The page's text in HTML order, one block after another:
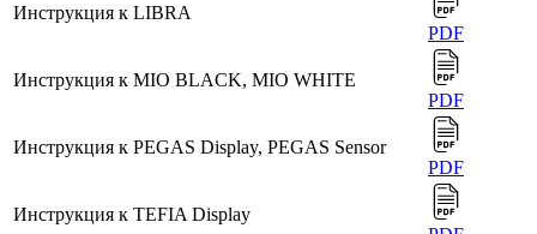
Инструкция к LIBRA
PDF
Инструкция к MIO BLACK, MIO WHITE
PDF
Инструкция к PEGAS Display, PEGAS Sensor
PDF
Инструкция к TEFIA Display